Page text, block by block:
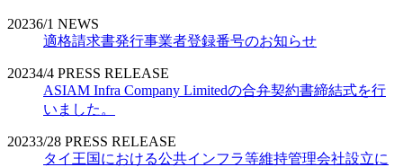
20236/1 NEWS
適格請求書発行事業者登録番号のお知らせ
20234/4 PRESS RELEASE
ASIAM Infra Company Limitedの合弁契約書締結式を行
いました。
20233/28 PRESS RELEASE
タイ王国における公共インフラ等維持管理会社設立に